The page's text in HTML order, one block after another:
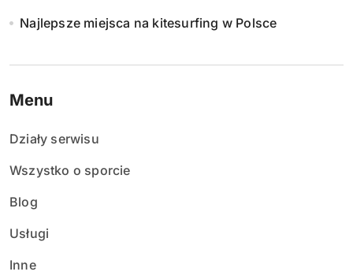
Najlepsze miejsca na kitesurfing w Polsce
Menu
Działy serwisu
Wszystko o sporcie
Blog
Usługi
Inne